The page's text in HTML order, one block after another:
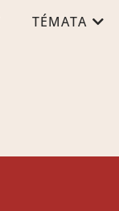
TÉMATA